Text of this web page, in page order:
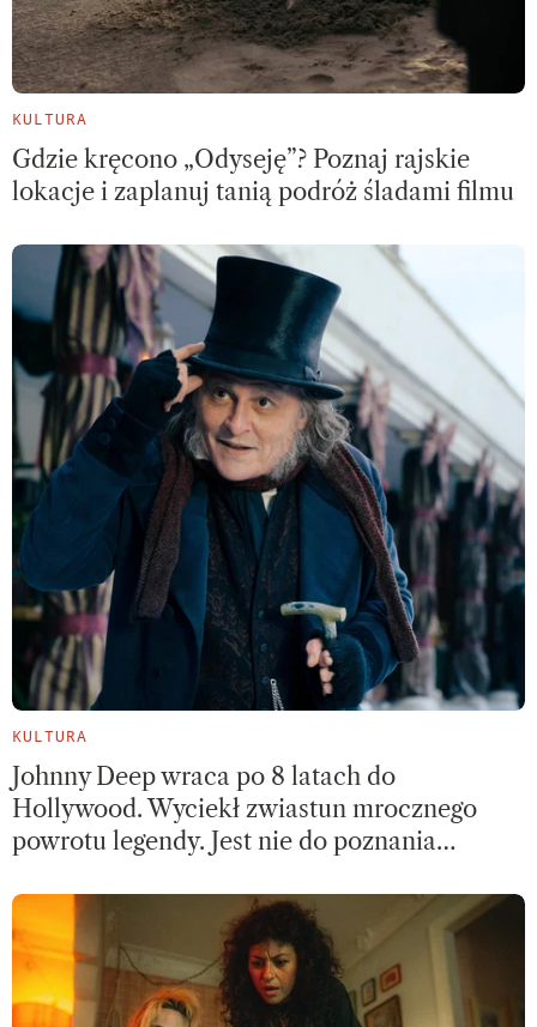
KULTURA
Gdzie kręcono „Odyseję”? Poznaj rajskie
lokacje i zaplanuj tanią podróż śladami filmu
KULTURA
Johnny Deep wraca po 8 latach do
Hollywood. Wyciekł zwiastun mrocznego
powrotu legendy. Jest nie do poznania…